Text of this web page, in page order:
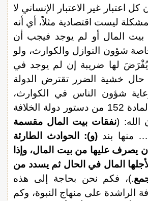
اعتبار غير الاعتبار الإنساني لا
ليست اقتصادية مثلاً، أي أنه
المال أو لم يوجد فيجب أن
شؤون النوازل والكوارث، ولو
يُفْرَضَ لها ضريبة إن لم يوجد في
حال خشية الضرر تقترض الدولة
شؤون الناس في الكوارث،
وعلى هذا نصت المادة 152 من دستور دولة الخلافة
الله: (نفقات بيت المال مقسمة
… منها بند (و): الحوادث الطارئة
يصرف عليها من بيت المال، وإذا
المال في الحال ثم يسدد من
.)، فكم نحن بحاجة إلى هذه
الراشدة على منهاج النبوة، وكم